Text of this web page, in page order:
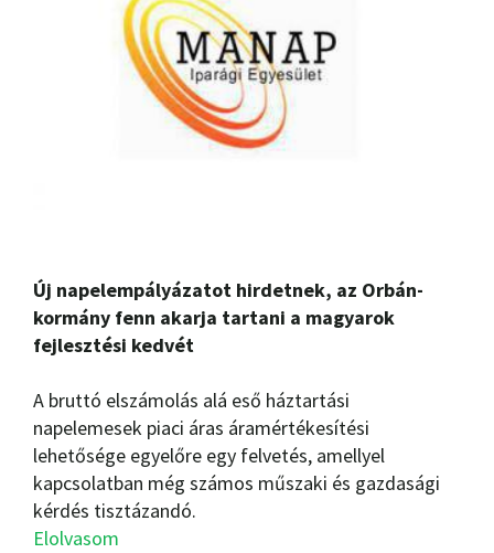
Új napelempályázatot hirdetnek, az Orbán-
kormány fenn akarja tartani a magyarok
fejlesztési kedvét
A bruttó elszámolás alá eső háztartási
napelemesek piaci áras áramértékesítési
lehetősége egyelőre egy felvetés, amellyel
kapcsolatban még számos műszaki és gazdasági
kérdés tisztázandó.
Elolvasom